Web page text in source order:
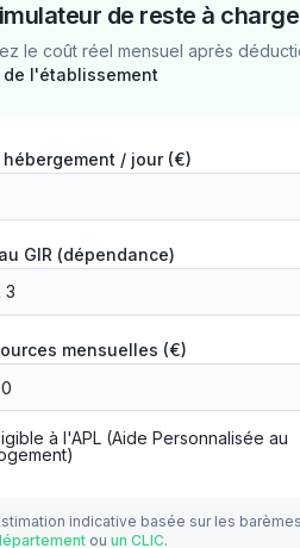
de reste à
le coût réel mensuel après
de l'établissement
/ jour (€)
GIR (dépendance)
3
mensuelles (€)
à l'APL (Aide Personnalisée au
indicative basée sur les
ou un CLIC.